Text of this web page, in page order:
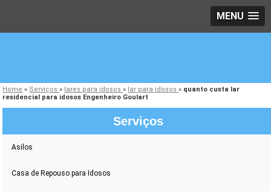
MENU
Home » Serviços» lares para idosos» lar para idosos» quanto custa lar
residencial para idosos Engenheiro Goulart
Serviços
Asilos
Casa de Repouso para Idosos